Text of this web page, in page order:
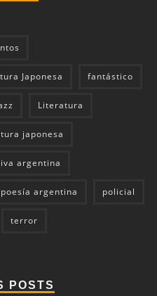
Japonesa fantástico
Literatura
japonesa
argentina
poesía argentina policial
terror
POSTS